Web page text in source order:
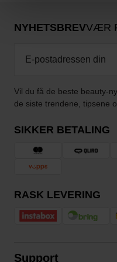
NYHETSBREVVÆR
Vil du få de beste beauty-
de siste trendene, tipsene
SIKKER BETALING
RASK LEVERING
Support